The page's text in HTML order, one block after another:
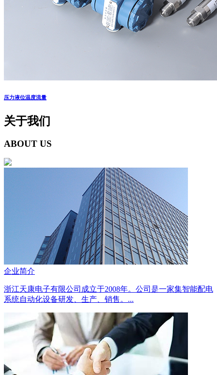
压力液位温度流量
关于我们
ABOUT US
企业简介
浙江天康电子有限公司成立于2008年。公司是一家集智能配电
系统自动化设备研发、生产、销售。...